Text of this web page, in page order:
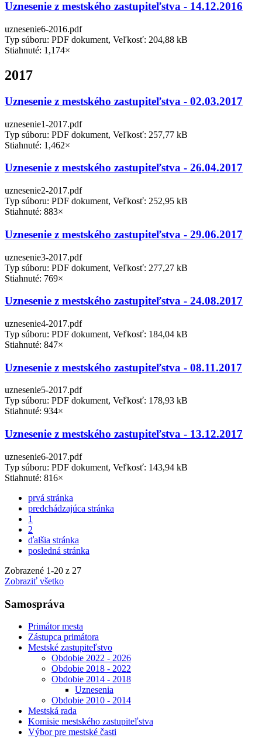
Uznesenie z mestského zastupiteľstva - 14.12.2016
uznesenie6-2016.pdf
Typ súboru: PDF dokument, Veľkosť: 204,88 kB
Stiahnuté: 1,174×
2017
Uznesenie z mestského zastupiteľstva - 02.03.2017
uznesenie1-2017.pdf
Typ súboru: PDF dokument, Veľkosť: 257,77 kB
Stiahnuté: 1,462×
Uznesenie z mestského zastupiteľstva - 26.04.2017
uznesenie2-2017.pdf
Typ súboru: PDF dokument, Veľkosť: 252,95 kB
Stiahnuté: 883×
Uznesenie z mestského zastupiteľstva - 29.06.2017
uznesenie3-2017.pdf
Typ súboru: PDF dokument, Veľkosť: 277,27 kB
Stiahnuté: 769×
Uznesenie z mestského zastupiteľstva - 24.08.2017
uznesenie4-2017.pdf
Typ súboru: PDF dokument, Veľkosť: 184,04 kB
Stiahnuté: 847×
Uznesenie z mestského zastupiteľstva - 08.11.2017
uznesenie5-2017.pdf
Typ súboru: PDF dokument, Veľkosť: 178,93 kB
Stiahnuté: 934×
Uznesenie z mestského zastupiteľstva - 13.12.2017
uznesenie6-2017.pdf
Typ súboru: PDF dokument, Veľkosť: 143,94 kB
Stiahnuté: 816×
prvá stránka
predchádzajúca stránka
1
2
ďalšia stránka
posledná stránka
Zobrazené 1-20 z 27
Zobraziť všetko
Samospráva
Primátor mesta
Zástupca primátora
Mestské zastupiteľstvo
Obdobie 2022 - 2026
Obdobie 2018 - 2022
Obdobie 2014 - 2018
Uznesenia
Obdobie 2010 - 2014
Mestská rada
Komisie mestského zastupiteľstva
Výbor pre mestské časti